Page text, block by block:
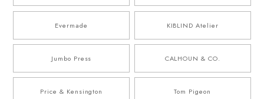
Evermade KIBLIND Atelier
Jumbo Press CALHOUN & CO.
Price & Kensington Tom Pigeon